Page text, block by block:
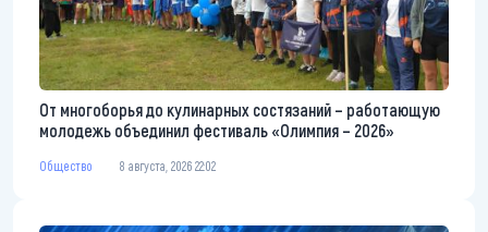
От многоборья до кулинарных состязаний – работающую
молодежь объединил фестиваль «Олимпия – 2026»
Общество 8 августа, 2026 22:02